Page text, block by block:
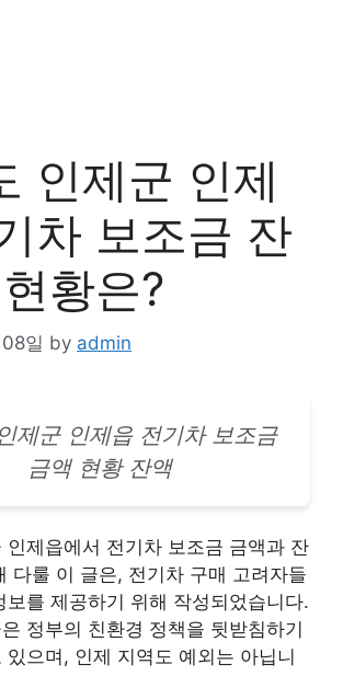
인제군 인제
차 보조금 잔
황은?
일 by admin
제군 인제읍 전기차보조금
금액 현황 잔액
인제읍에서 전기차 보조금 금액과 잔
다룰 이 글은, 전기차 구매 고려자들
보를 제공하기 위해 작성되었습니다.
정부의 친환경 정책을 뒷받침하기
있으며, 인제 지역도 예외는 아닙니